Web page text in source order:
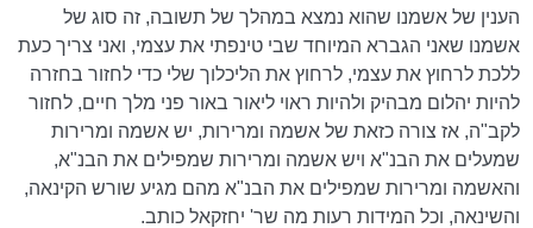
הענין של אשמנו שהוא נמצא במהלך של תשובה, זה סוג של
אשמנו שאני הגברא המיוחד שבי טינפתי את עצמי, ואני צריך כעת
ללכת לרחוץ את עצמי, לרחוץ את הליכלוך שלי כדי לחזור בחזרה
להיות יהלום מבהיק ולהיות ראוי ליאור באור פני מלך חיים, לחזור
לקב"ה, אז צורה כזאת של אשמה ומרירות, יש אשמה ומרירות
שמעלים את הבנ"א ויש אשמה ומרירות שמפילים את הבנ"א,
והאשמה ומרירות שמפילים את הבנ"א מהם מגיע שורש הקינאה,
והשינאה, וכל המידות רעות מה שר' יחזקאל כותב.